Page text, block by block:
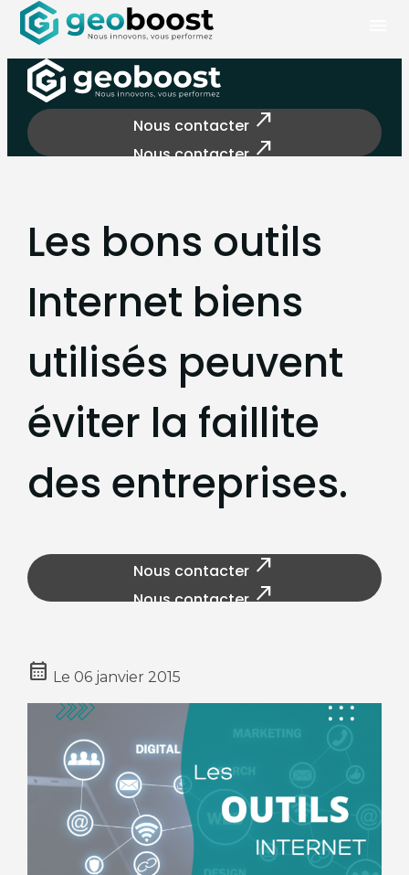
Nous contacter north_east
Nous contacternorth_east
Les bons outils
Internet biens
utilisés peuvent
éviter la faillite
des entreprises.
Nous contacter north_east
Nous contacternorth_east
calendar_month Le 06 janvier 2015
Panneau de gestion des cookies